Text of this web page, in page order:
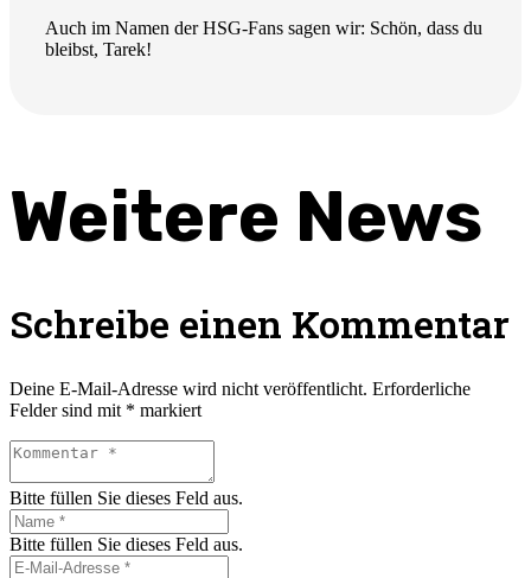
Auch im Namen der HSG-Fans sagen wir: Schön, dass du
bleibst, Tarek!
Weitere News
Schreibe einen Kommentar
Deine E-Mail-Adresse wird nicht veröffentlicht. Erforderliche
Felder sind mit * markiert
Bitte füllen Sie dieses Feld aus.
Bitte füllen Sie dieses Feld aus.